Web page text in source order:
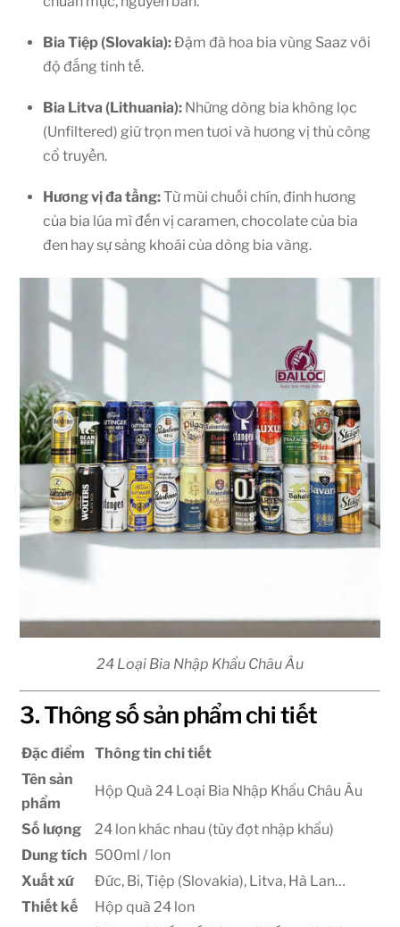
Bia Tiệp (Slovakia):Đậm đà hoa bia vùng Saaz với
độ đắng tinh tế.
Bia Litva (Lithuania): Những dòng bia không lọc
(Unfiltered) giữ trọn men tươi và hương vị thủ công
cổ truyền.
Hương vị đa tầng:Từ mùi chuối chín, đinh hương
của bia lúa mì đến vị caramen, chocolate của bia
đen hay sự sảng khoái của dòng bia vàng.
24 Loại Bia Nhập Khẩu Châu Âu
3. Thông số sản phẩm chi tiết
Đặc điểm
Thông tin chi tiết
Tên sản
phẩm
Hộp Quà 24 Loại Bia Nhập Khẩu Châu Âu
Số lượng
24 lon khác nhau (tùy đợt nhập khẩu)
Dung tích 500ml / lon
Xuất xứ
Đức, Bỉ, Tiệp (Slovakia), Litva, Hà Lan…
Thiết kế
Hộp quà 24 lon